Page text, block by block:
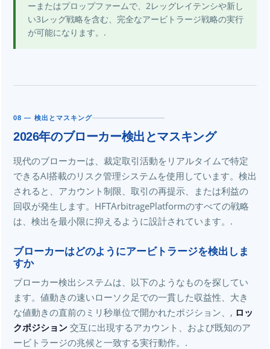
ーまたはプロップファームで、2レッグレイテンシや新し
い3レッグ戦略を含む、完全なアービトラージ戦略の実行
が可能になります。.
08 — 検出とマスキング
2026年のブローカー検出とマスキング
現代のブローカーは、裁定取引活動をリアルタイムで特定
できるAI搭載のリスク管理システムを使用しています。検出
されると、アカウント制限、取引の再提示、または利益の
回収が発生します。HFTArbitragePlatformのすべての戦略
は、検出を最小限に抑えるように設計されています。.
ブローカーはどのようにアービトラージを検出しま
すか
ブローカー検出システムは、以下のようなものを探してい
ます。値動きの速いローソク足での一貫した収益性、大き
な値動きの直前のミリ秒単位で開かれたポジション、, ロッ
クポジション 交互に出現するアカウント、および既知のア
ービトラージの兆候と一致する実行動作。.